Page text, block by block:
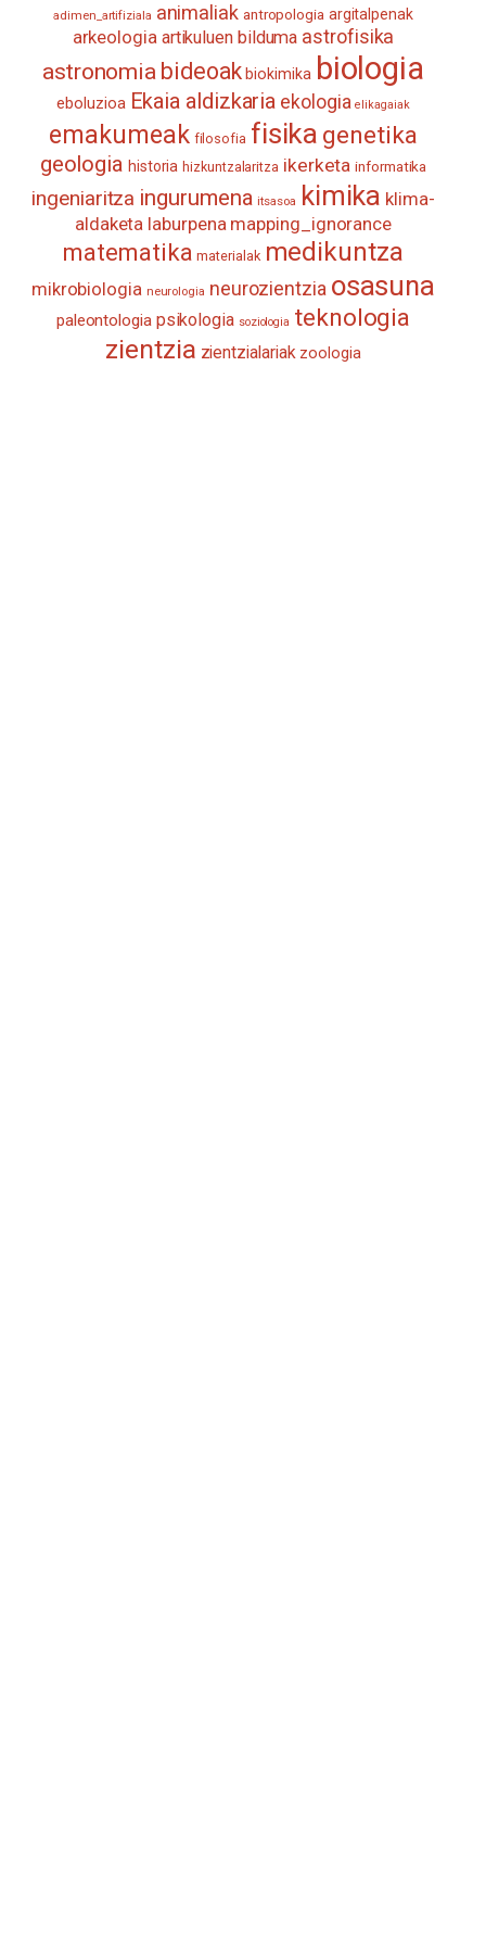
adimen_artifiziala animaliak antropologia argitalpenak
arkeologia artikuluen bilduma astrofisika
astronomia bideoak biokimika biologia
eboluzioa Ekaia aldizkaria ekologia elikagaiak
emakumeak filosofia fisika genetika
geologia historia hizkuntzalaritza ikerketa informatika
ingeniaritza ingurumena itsasoa kimika klima-
aldaketa laburpena mapping_ignorance
matematika materialak medikuntza
mikrobiologia neurologia neurozientzia osasuna
paleontologia psikologia soziologia teknologia
zientzia zientzialariak zoologia